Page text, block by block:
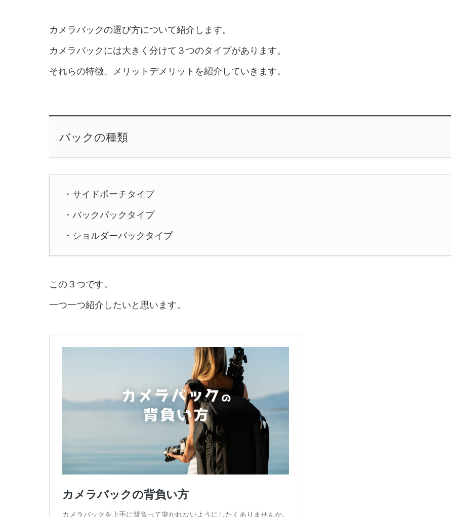
カメラバックの選び方について紹介します。
カメラバックには大きく分けて３つのタイプがあります。
それらの特徴、メリットデメリットを紹介していきます。
バックの種類
・サイドポーチタイプ
・バックパックタイプ
・ショルダーバックタイプ
この３つです。
一つ一つ紹介したいと思います。